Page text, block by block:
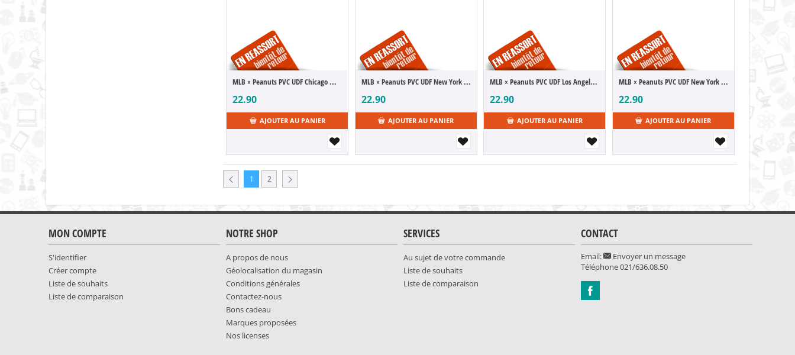
MLB × Peanuts PVC UDF Chicago White Sox Charlie Brown 9 cm
22.90
AJOUTER AU PANIER
MLB × Peanuts PVC UDF New York Mets Charlie Brown 9 cm
22.90
AJOUTER AU PANIER
MLB × Peanuts PVC UDF Los Angeles Dodgers Snoopy 7 cm
22.90
AJOUTER AU PANIER
MLB × Peanuts PVC UDF New York Yankees Snoopy 7 cm
22.90
AJOUTER AU PANIER
1 2
MON COMPTE
S'identifier
Créer compte
Liste de souhaits
Liste de comparaison
NOTRE SHOP
A propos de nous
Géolocalisation du magasin
Conditions générales
Contactez-nous
Bons cadeau
Marques proposées
Nos licenses
SERVICES
Au sujet de votre commande
Liste de souhaits
Liste de comparaison
CONTACT
Email:
Envoyer un message
Téléphone021/636.08.50